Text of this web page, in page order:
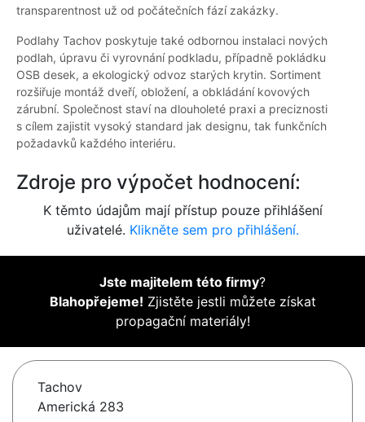
transparentnost už od počátečních fází zakázky.
Podlahy Tachov poskytuje také odbornou instalaci nových
podlah, úpravu či vyrovnání podkladu, případně pokládku
OSB desek, a ekologický odvoz starých krytin. Sortiment
rozšiřuje montáž dveří, obložení, a obkládání kovových
zárubní. Společnost staví na dlouholeté praxi a preciznosti
s cílem zajistit vysoký standard jak designu, tak funkčních
požadavků každého interiéru.
Zdroje pro výpočet hodnocení:
K těmto údajům mají přístup pouze přihlášení
uživatelé. Klikněte sem pro přihlášení.
Jste majitelem této firmy?
Blahopřejeme! Zjistěte jestli můžete získat
propagační materiály!
Tachov
Americká 283